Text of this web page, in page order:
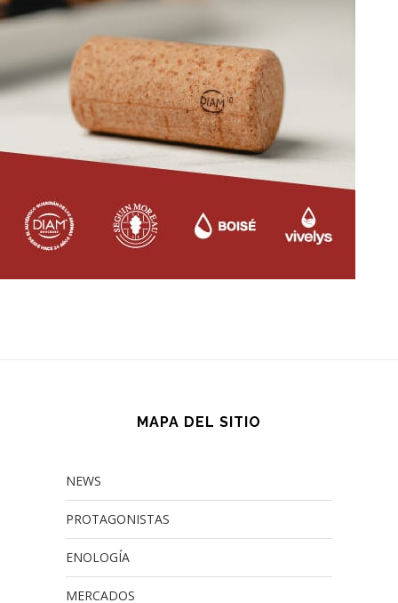
MAPA DEL SITIO
NEWS
PROTAGONISTAS
ENOLOGÍA
MERCADOS